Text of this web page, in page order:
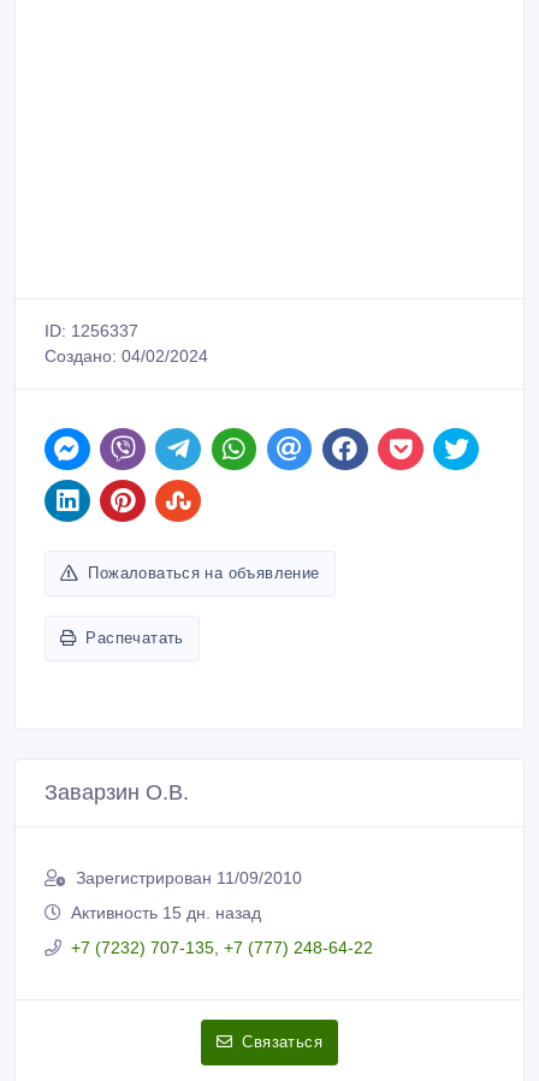
ID: 1256337
Создано: 04/02/2024
Пожаловаться на объявление
Распечатать
Заварзин О.В.
Зарегистрирован 11/09/2010
Активность 15 дн. назад
+7 (7232) 707-135, +7 (777) 248-64-22
Связаться